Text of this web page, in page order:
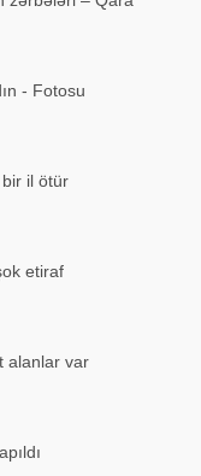
- Fotosu
il ötür
etiraf
alanlar var